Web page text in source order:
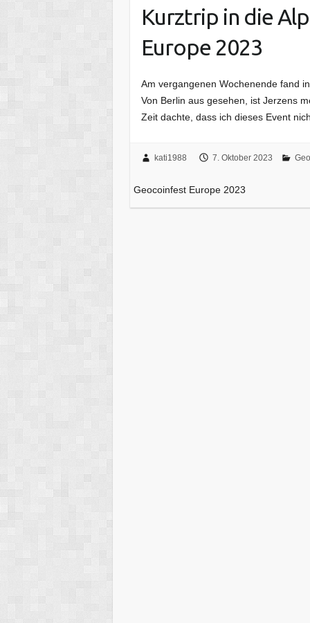
Kurztrip in die
Europe 2023
Am vergangenen Wochenende fand
Von Berlin aus gesehen, ist Jerzens
Zeit dachte, dass ich dieses Event
kati1988 7. Oktober 2023
Geocoinfest Europe 2023